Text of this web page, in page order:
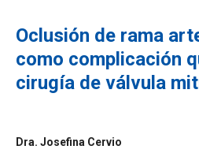
Oclusión de rama
como complicación
cirugía de válvula
Dra. Josefina Cervio